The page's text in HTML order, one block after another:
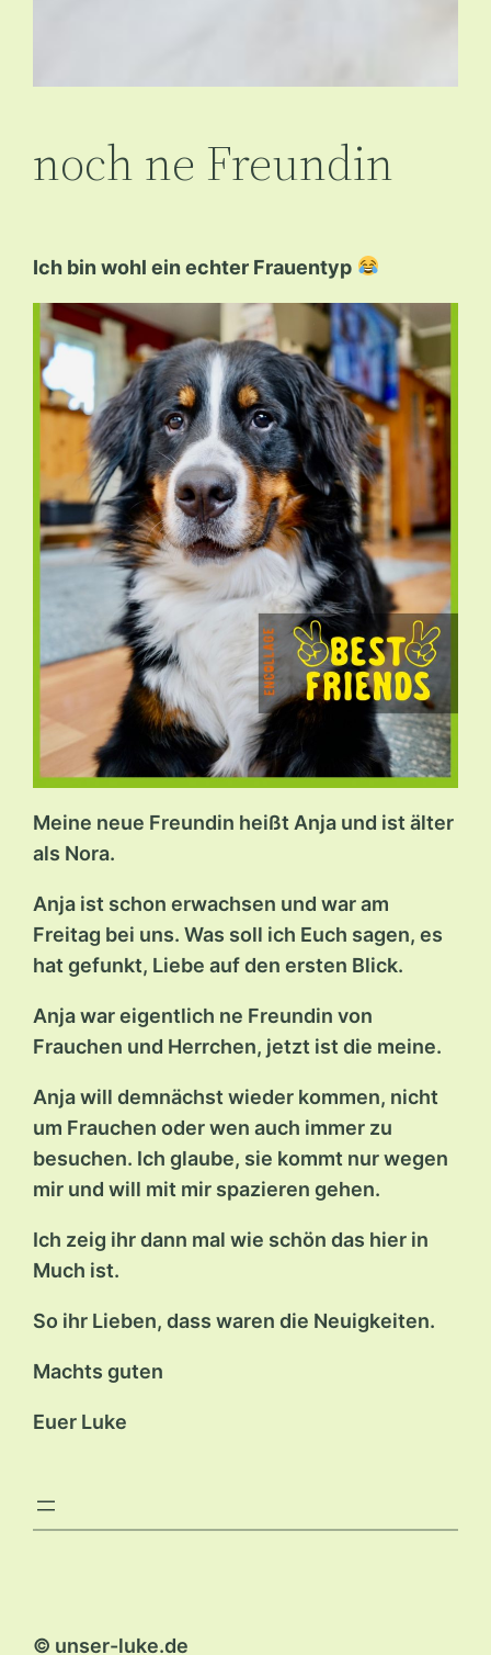
noch ne Freundin
Ich bin wohl ein echter Frauentyp
Meine neue Freundin heißt Anja und ist älter
als Nora.
Anja ist schon erwachsen und war am
Freitag bei uns. Was soll ich Euch sagen, es
hat gefunkt, Liebe auf den ersten Blick.
Anja war eigentlich ne Freundin von
Frauchen und Herrchen, jetzt ist die meine.
Anja will demnächst wieder kommen, nicht
um Frauchen oder wen auch immer zu
besuchen. Ich glaube, sie kommt nur wegen
mir und will mit mir spazieren gehen.
Ich zeig ihr dann mal wie schön das hier in
Much ist.
So ihr Lieben, dass waren die Neuigkeiten.
Machts guten
Euer Luke
© unser-luke.de